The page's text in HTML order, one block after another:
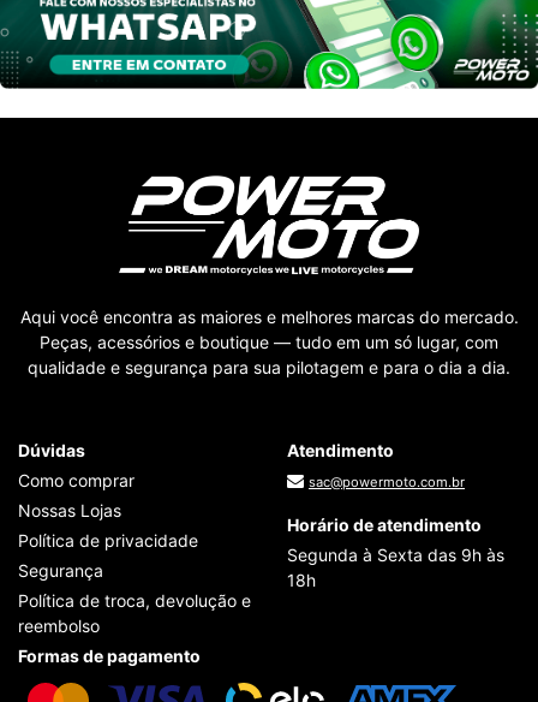
Aqui você encontra as maiores e melhores marcas do mercado.
Peças, acessórios e boutique — tudo em um só lugar, com
qualidade e segurança para sua pilotagem e para o dia a dia.
Dúvidas
Como comprar
Nossas Lojas
Política de privacidade
Segurança
Política de troca, devolução e
reembolso
Atendimento
sac@powermoto.com.br
Horário de atendimento
Segunda à Sexta das 9h às
18h
Formas de pagamento